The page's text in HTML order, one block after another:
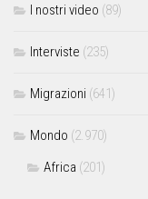
I nostri video (89)
Interviste (235)
Migrazioni (641)
Mondo (2.970)
Africa (201)